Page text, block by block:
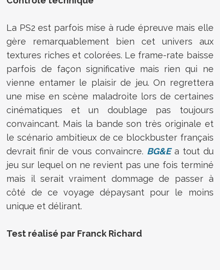
La PS2 est parfois mise à rude épreuve mais elle
gère remarquablement bien cet univers aux
textures riches et colorées. Le frame-rate baisse
parfois de façon significative mais rien qui ne
vienne entamer le plaisir de jeu. On regrettera
une mise en scène maladroite lors de certaines
cinématiques et un doublage pas toujours
convaincant. Mais la bande son très originale et
le scénario ambitieux de ce blockbuster français
devrait finir de vous convaincre. BG&Ea tout du
jeu sur lequel on ne revient pas une fois terminé
mais il serait vraiment dommage de passer à
côté de ce voyage dépaysant pour le moins
unique et délirant.
Test réalisé par Franck Richard